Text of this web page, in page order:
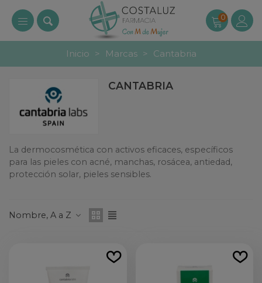
0
Inicio > Marcas > Cantabria
CANTABRIA
La dermocosmética con activos eficaces, específicos
para las pieles con acné, manchas, rosácea, antiedad,
protección solar, pieles sensibles.
Nombre, A a Z